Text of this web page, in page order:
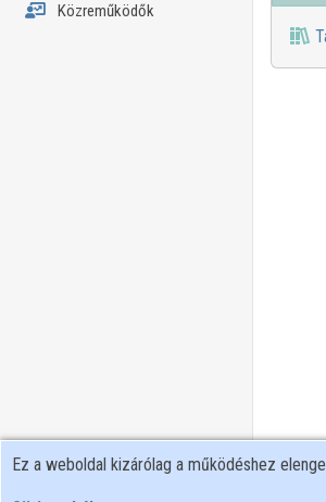
Közreműködők
Ez a weboldal kizárólag a működéshez